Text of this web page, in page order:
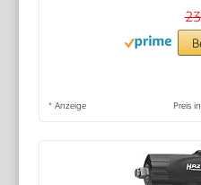
* Anzeige Preis